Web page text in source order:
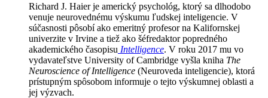
Richard J. Haier je americký psychológ, ktorý sa dlhodobo
venuje neurovednému výskumu ľudskej inteligencie. V
súčasnosti pôsobí ako emeritný profesor na Kalifornskej
univerzite v Irvine a tiež ako šéfredaktor popredného
akademického časopisu Intelligence. V roku 2017 mu vo
vydavateľstve University of Cambridge vyšla kniha The
Neuroscience of Intelligence (Neuroveda inteligencie), ktorá
prístupným spôsobom informuje o tejto výskumnej oblasti a
jej výzvach.